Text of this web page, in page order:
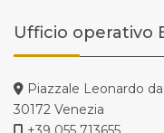
Ufficio operativo
Piazzale Leonardo
30172 Venezia